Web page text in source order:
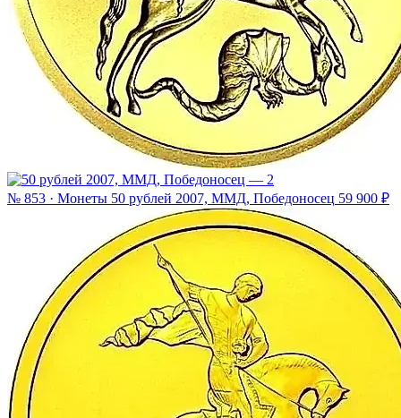
№ 853 · Монеты 50 рублей 2007, ММД, Победоносец 59 900 ₽